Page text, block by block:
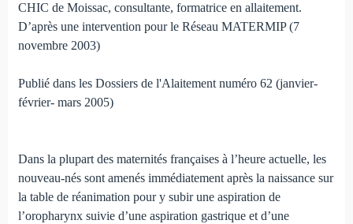
CHIC de Moissac, consultante, formatrice en allaitement.
D’après une intervention pour le Réseau MATERMIP (7
novembre 2003)
Publié dans les Dossiers de l'Alaitement numéro 62 (janvier-
février- mars 2005)
Dans la plupart des maternités françaises à l’heure ac­tuelle, les
nouveau-nés sont amenés immédiatement après la nais­sance sur
la table de réanimation pour y subir une aspi­ration de
l’oropharynx suivie d’une aspiration gastrique et d’une